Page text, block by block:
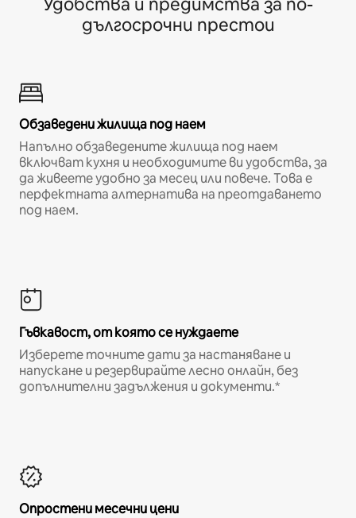
дългосрочни престои
Обзаведени жилища под наем
Напълно обзаведените жилища под наем
включват кухня и необходимите ви удобства, за
да живеете удобно за месец или повече. Това е
перфектната алтернатива на преотдаването
под наем.
Гъвкавост, от която се нуждаете
Изберете точните дати за настаняване и
напускане и резервирайте лесно онлайн, без
допълнителни задължения и документи.*
Опростени месечни цени